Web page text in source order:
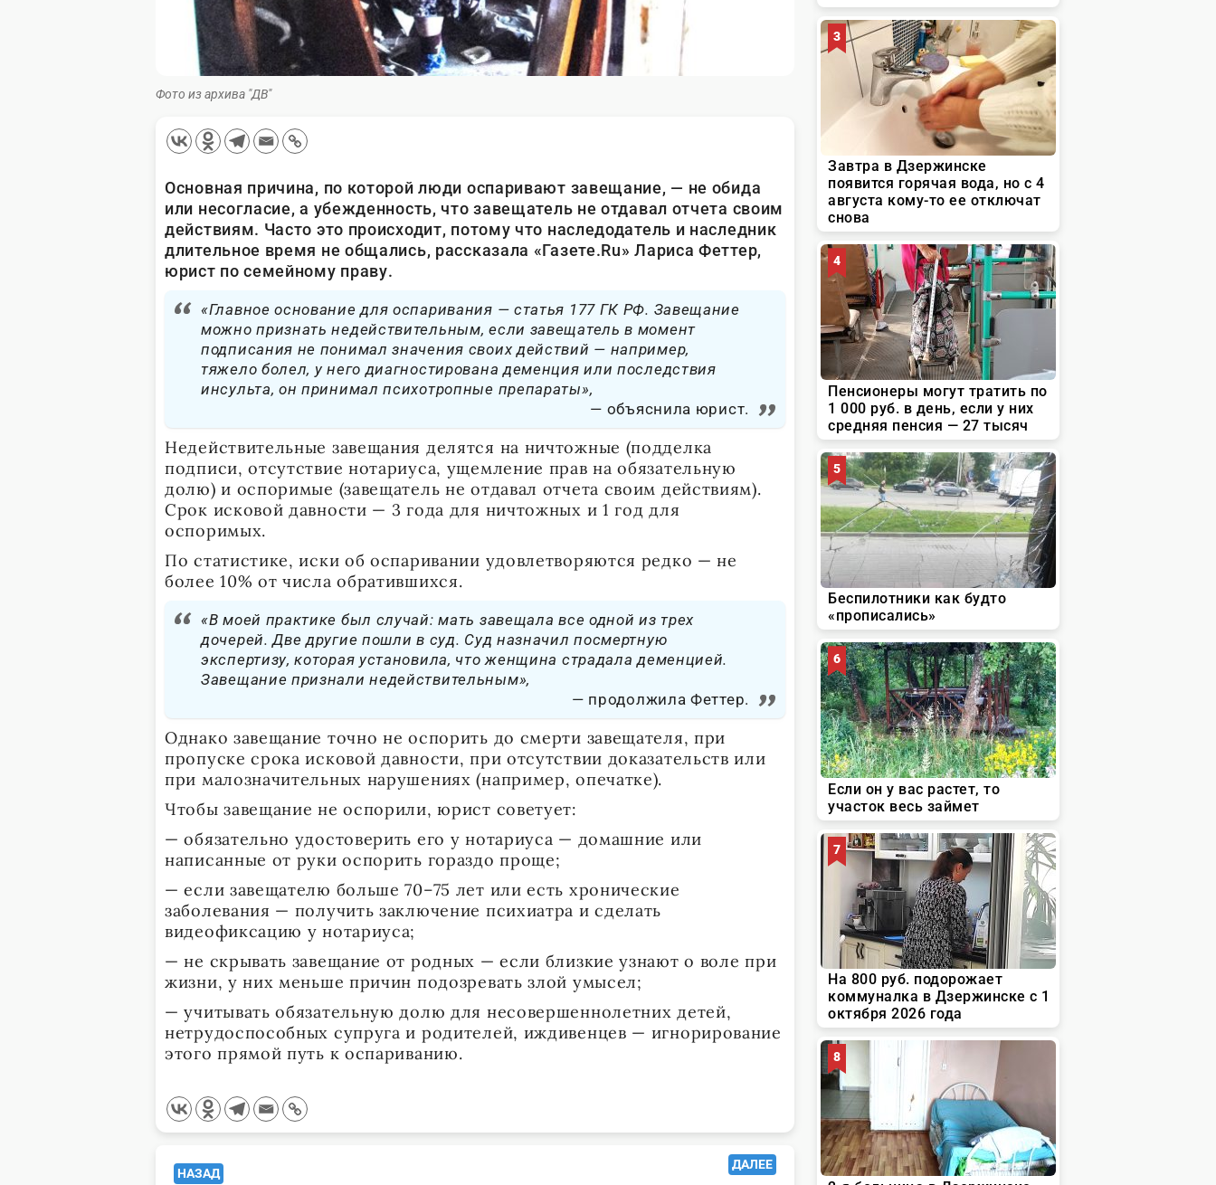
Фото из архива "ДВ"
Основная причина, по которой люди оспаривают завещание, — не обида
или несогласие, а убежденность, что завещатель не отдавал отчета своим
действиям. Часто это происходит, потому что наследодатель и наследник
длительное время не общались, рассказала «Газете.Ru» Лариса Феттер,
юрист по семейному праву.
«Главное основание для оспаривания — статья 177 ГК РФ. Завещание
можно признать недействительным, если завещатель в момент
подписания не понимал значения своих действий — например,
тяжело болел, у него диагностирована деменция или последствия
инсульта, он принимал психотропные препараты»,
объяснила юрист.
Недействительные завещания делятся на ничтожные (подделка
подписи, отсутствие нотариуса, ущемление прав на обязательную
долю) и оспоримые (завещатель не отдавал отчета своим действиям).
Срок исковой давности — 3 года для ничтожных и 1 год для
оспоримых.
По статистике, иски об оспаривании удовлетворяются редко — не
более 10% от числа обратившихся.
«В моей практике был случай: мать завещала все одной из трех
дочерей. Две другие пошли в суд. Суд назначил посмертную
экспертизу, которая установила, что женщина страдала деменцией.
Завещание признали недействительным»,
продолжила Феттер.
Однако завещание точно не оспорить до смерти завещателя, при
пропуске срока исковой давности, при отсутствии доказательств или
при малозначительных нарушениях (например, опечатке).
Чтобы завещание не оспорили, юрист советует:
— обязательно удостоверить его у нотариуса — домашние или
написанные от руки оспорить гораздо проще;
— если завещателю больше 70–75 лет или есть хронические
заболевания — получить заключение психиатра и сделать
видеофиксацию у нотариуса;
— не скрывать завещание от родных — если близкие узнают о воле при
жизни, у них меньше причин подозревать злой умысел;
— учитывать обязательную долю для несовершеннолетних детей,
нетрудоспособных супруга и родителей, иждивенцев — игнорирование
этого прямой путь к оспариванию.
<span
НАЗАД
ДАЛЕЕ